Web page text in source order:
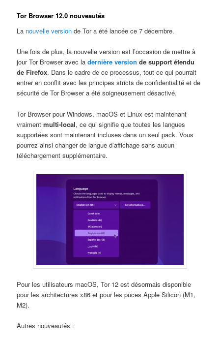
Tor Browser 12.0 nouveautés
La nouvelle version de Tor a été lancée ce 7 décembre.
Une fois de plus, la nouvelle version est l’occasion de mettre à
jour Tor Browser avec ladernière version de support étendu
de Firefox. Dans le cadre de ce processus, tout ce qui pourrait
entrer en conflit avec les principes stricts de confidentialité et de
sécurité de Tor Browser a été soigneusement désactivé.
Tor Browser pour Windows, macOS et Linux est maintenant
vraimentmulti-local, ce qui signifie que toutes les langues
supportées sont maintenant incluses dans un seul pack. Vous
pourrez ainsi changer de langue d’affichage sans aucun
téléchargement supplémentaire.
Pour les utilisateurs macOS, Tor 12 est désormais disponible
pour les architectures x86 et pour les puces Apple Silicon (M1,
M2).
Autres nouveautés :